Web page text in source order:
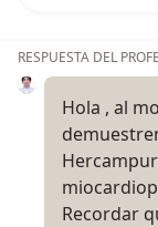
RESPUESTA DEL
Hola , al
Recordar